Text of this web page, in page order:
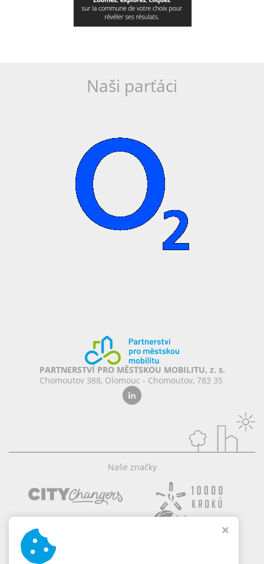
Naši parťáci
PARTNERSTVÍ PRO MĚSTSKOU MOBILITU, z. s.
Chomoutov 388, Olomouc - Chomoutov, 783 35
Naše značky